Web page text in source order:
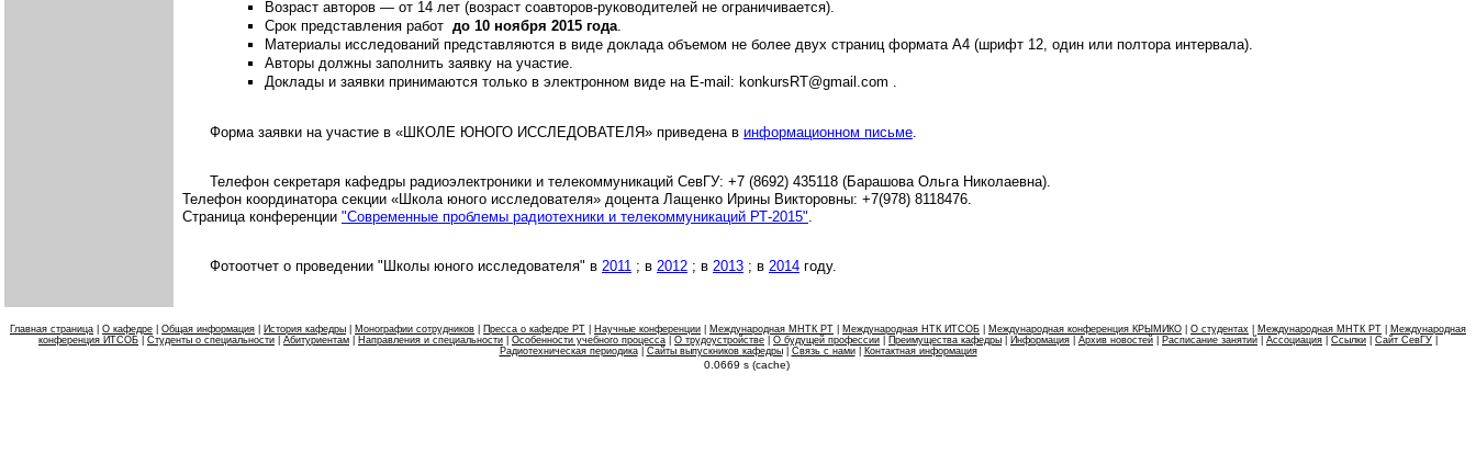
Возраст авторов — от 14 лет (возраст соавторов-руководителей не ограничивается).
Срок представления работ до 10 ноября 2015 года.
Материалы исследований представляются в виде доклада объемом не более двух страниц формата А4 (шрифт 12, один или полтора интервала).
Авторы должны заполнить заявку на участие.
Доклады и заявки принимаются только в электронном виде на E-mail: konkursRT@gmail.com .
Форма заявки на участие в «ШКОЛЕ ЮНОГО ИССЛЕДОВАТЕЛЯ» приведена в информационном письме.
Телефон секретаря кафедры радиоэлектроники и телекоммуникаций СевГУ: +7 (8692) 435118 (Барашова Ольга Николаевна).
Телефон координатора секции «Школа юного исследователя» доцента Лащенко Ирины Викторовны: +7(978) 8118476.
Страница конференции "Современные проблемы радиотехники и телекоммуникаций РТ-2015".
Фотоотчет о проведении "Школы юного исследователя" в 2011 ; в 2012 ; в 2013 ; в 2014 году.
Главная страница О кафедре Общая информация История кафедры Монографии сотрудников Пресса о кафедре РТ Научные конференции Международная МНТК РТ Международная НТК ИТСОБ Международная конференция КРЫМИКО О студентах Международная МНТК РТ
Международная
конференция ИТСОБ
Студенты о специальности Абитуриентам Направления и специальности Особенности учебного процесса О трудоустройстве О будущей профессии Преимущества кафедры Информация Архив новостей Расписание занятий Ассоциация Ссылки Сайт СевГУ
Радиотехническая периодика| Сайты выпускников кафедры| Связь с нами| Контактная информация
0.0669 s (cache)